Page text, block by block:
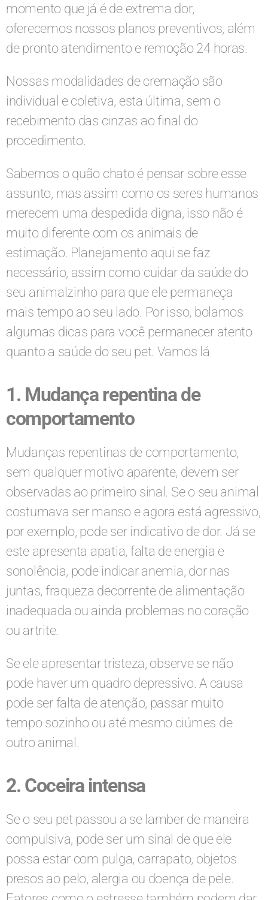
momento que já é de extrema dor,
oferecemos nossos planos preventivos, além
de pronto atendimento e remoção 24 horas.
Nossas modalidades de cremação são
individual e coletiva, esta última, sem o
recebimento das cinzas ao final do
procedimento.
Sabemos o quão chato é pensar sobre esse
assunto, mas assim como os seres humanos
merecem uma despedida digna, isso não é
muito diferente com os animais de
estimação. Planejamento aqui se faz
necessário, assim como cuidar da saúde do
seu animalzinho para que ele permaneça
mais tempo ao seu lado. Por isso, bolamos
algumas dicas para você permanecer atento
quanto a saúde do seu pet. Vamos lá
1. Mudança repentina de
comportamento
Mudanças repentinas de comportamento,
sem qualquer motivo aparente, devem ser
observadas ao primeiro sinal. Se o seu animal
costumava ser manso e agora está agressivo,
por exemplo, pode ser indicativo de dor. Já se
este apresenta apatia, falta de energia e
sonolência, pode indicar anemia, dor nas
juntas, fraqueza decorrente de alimentação
inadequada ou ainda problemas no coração
ou artrite.
Se ele apresentar tristeza, observe se não
pode haver um quadro depressivo. A causa
pode ser falta de atenção, passar muito
tempo sozinho ou até mesmo ciúmes de
outro animal.
2. Coceira intensa
Se o seu pet passou a se lamber de maneira
compulsiva, pode ser um sinal de que ele
possa estar com pulga, carrapato, objetos
presos ao pelo, alergia ou doença de pele.